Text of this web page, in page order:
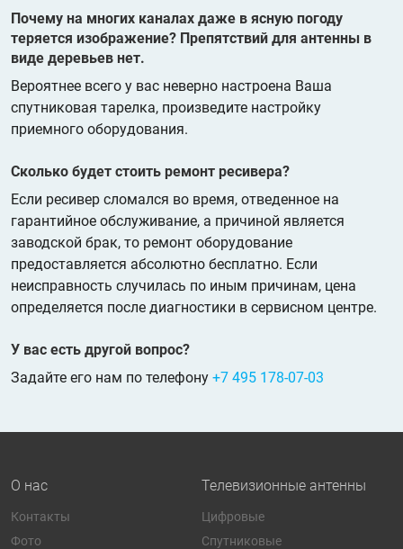
Почему на многих каналах даже в ясную погоду
теряется изображение? Препятствий для антенны в
виде деревьев нет.
Вероятнее всего у вас неверно настроена Ваша
спутниковая тарелка, произведите настройку
приемного оборудования.
Сколько будет стоить ремонт ресивера?
Если ресивер сломался во время, отведенное на
гарантийное обслуживание, а причиной является
заводской брак, то ремонт оборудование
предоставляется абсолютно бесплатно. Если
неисправность случилась по иным причинам, цена
определяется после диагностики в сервисном центре.
У вас есть другой вопрос?
Задайте его нам по телефону +7 495 178-07-03
О нас
Контакты
Фото
Телевизионные антенны
Цифровые
Спутниковые